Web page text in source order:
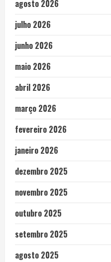
agosto 2026
julho 2026
junho 2026
maio 2026
abril 2026
março 2026
fevereiro 2026
janeiro 2026
dezembro 2025
novembro 2025
outubro 2025
setembro 2025
agosto 2025